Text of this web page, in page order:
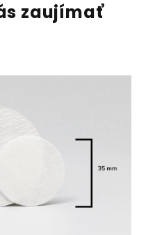
zaujímať